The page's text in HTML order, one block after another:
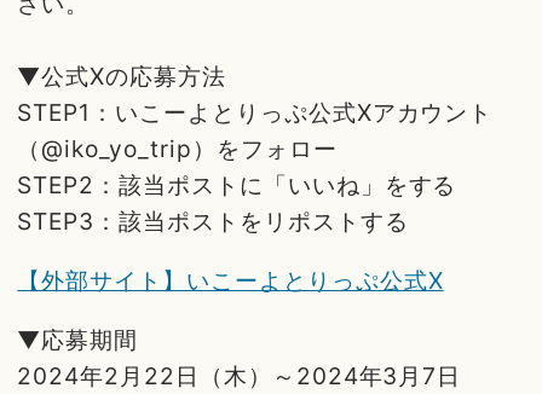
▼公式Xの応募方法
STEP1：いこーよとりっぷ公式Xアカウント
（@iko_yo_trip）をフォロー
STEP2：該当ポストに「いいね」をする
STEP3：該当ポストをリポストする
【外部サイト】いこーよとりっぷ公式X
▼応募期間
2024年2月22日（木）～2024年3月7日